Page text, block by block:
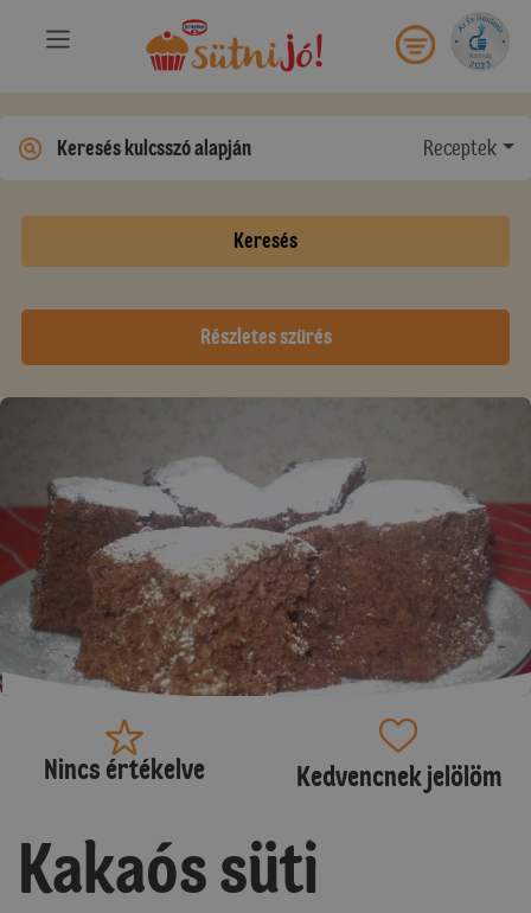
Receptek
Keresés
Részletes szűrés
Nincs értékelve Kedvencnek jelölöm
Kakaós süti